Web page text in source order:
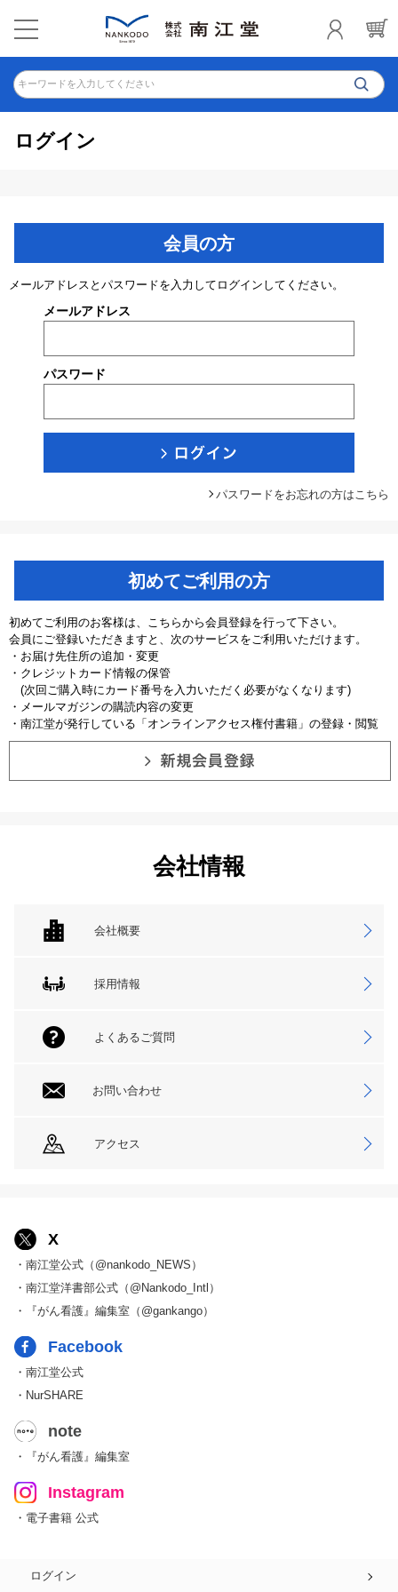
キーワードを入力してください
ログイン
会員の方
メールアドレスとパスワードを入力してログインしてください。
メールアドレス
パスワード
パスワードをお忘れの方はこちら
初めてご利用の方
初めてご利用のお客様は、こちらから会員登録を行って下さい。
会員にご登録いただきますと、次のサービスをご利用いただけます。
・お届け先住所の追加・変更
・クレジットカード情報の保管
(次回ご購入時にカード番号を入力いただく必要がなくなります)
・メールマガジンの購読内容の変更
・南江堂が発行している「オンラインアクセス権付書籍」の登録・閲覧
会社情報
会社概要
採用情報
よくあるご質問
お問い合わせ
アクセス
X
・南江堂公式（@nankodo_NEWS）
・南江堂洋書部公式（@Nankodo_Intl）
・『がん看護』編集室（@gankango）
Facebook
・南江堂公式
・NurSHARE
note
・『がん看護』編集室
Instagram
・電子書籍 公式
ログイン